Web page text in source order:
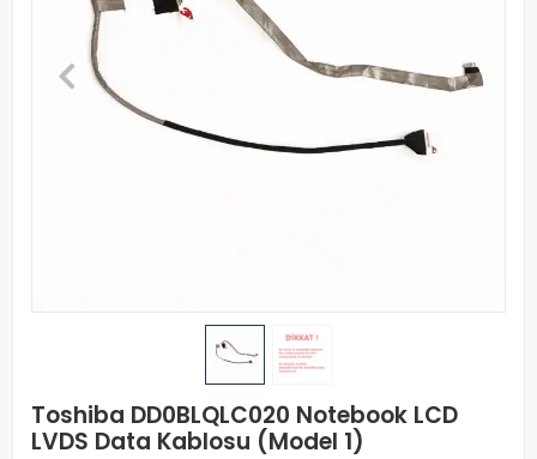
Toshiba DD0BLQLC020 Notebook LCD
LVDS Data Kablosu (Model 1)